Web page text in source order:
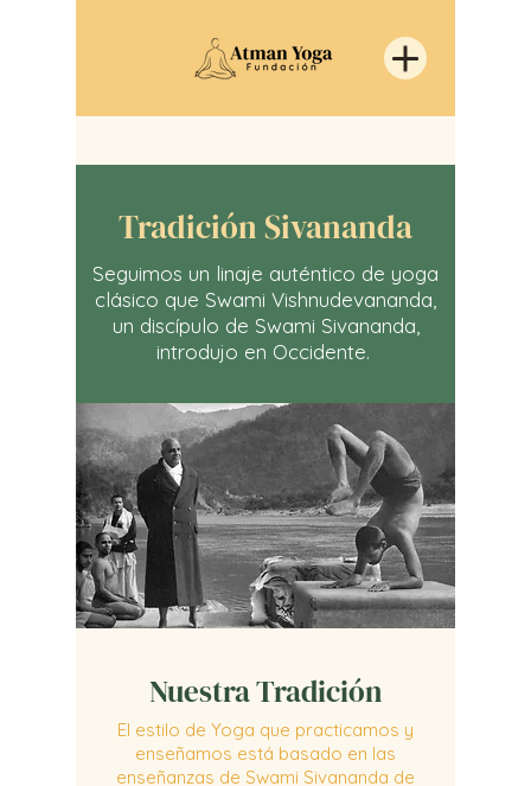
Tradición Sivananda
Seguimos un linaje auténtico de yoga
clásico que Swami Vishnudevananda,
un discípulo de Swami Sivananda,
introdujo en Occidente.
Nuestra Tradición
El estilo de Yoga que practicamos y
enseñamos está basado en las
enseñanzas de Swami Sivananda de